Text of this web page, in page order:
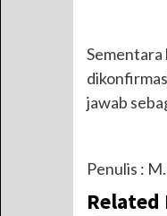
jawab
Penulis :
Related